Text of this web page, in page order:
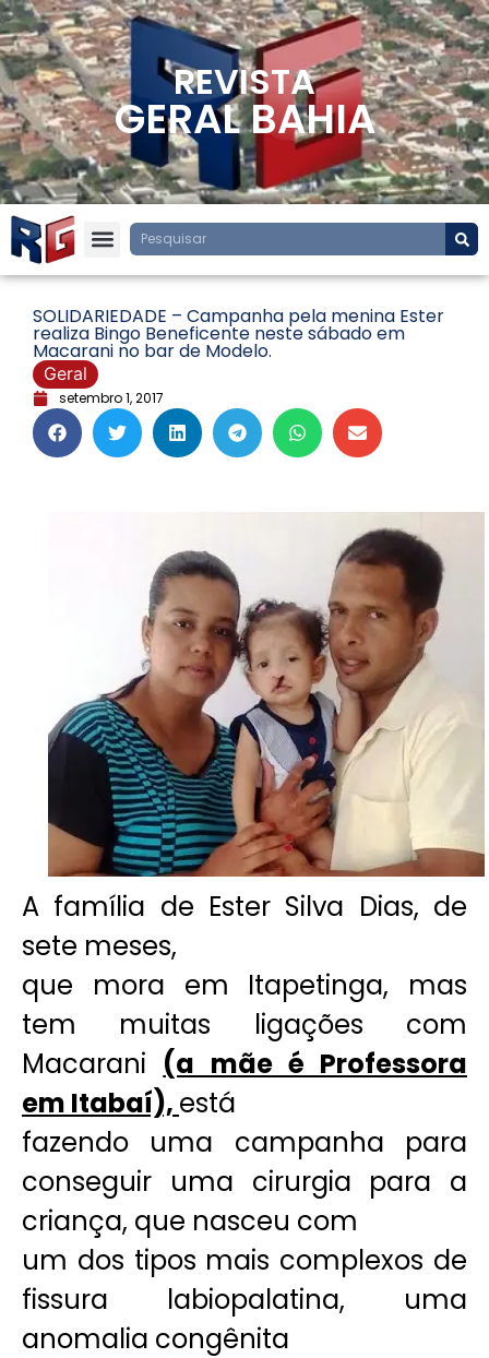
REVISTA
GERAL BAHIA
SOLIDARIEDADE – Campanha pela menina Ester
realiza Bingo Beneficente neste sábado em
Macarani no bar de Modelo.
Geral
setembro 1, 2017
A família de Ester Silva Dias, de
sete meses,
que mora em Itapetinga, mas
tem muitas ligações com
Macarani (a mãe é Professora
em Itabaí), está
fazendo uma campanha para
conseguir uma cirurgia para a
criança, que nasceu com
um dos tipos mais complexos de
fissura labiopalatina, uma
anomalia congênita